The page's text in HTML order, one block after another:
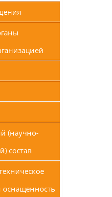
(научно-
состав
оснащенность